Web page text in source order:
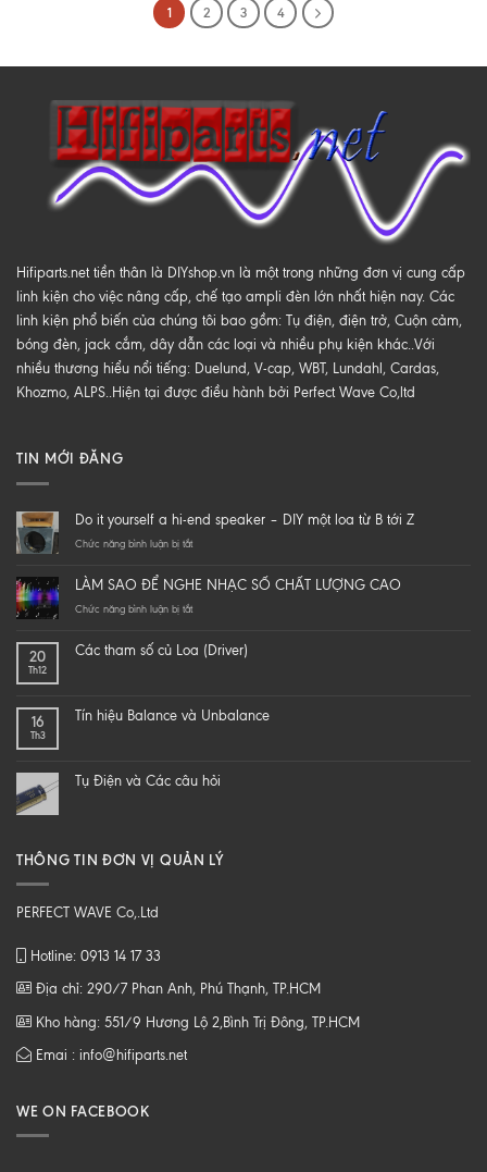
1 2 3 4
Hifiparts.net tiền thân là DIYshop.vn là một trong những đơn vị cung cấp
linh kiện cho việc nâng cấp, chế tạo ampli đèn lớn nhất hiện nay. Các
linh kiện phổ biến của chúng tôi bao gồm: Tụ điện, điện trở, Cuộn cảm,
bóng đèn, jack cắm, dây dẫn các loại và nhiều phụ kiện khác..Với
nhiều thương hiểu nổi tiếng: Duelund, V-cap, WBT, Lundahl, Cardas,
Khozmo, ALPS..Hiện tại được điều hành bởi Perfect Wave Co,ltd
TIN MỚI ĐĂNG
Do it yourself a hi-end speaker – DIY một loa từ B tới Z
Chức năng bình luận bị tắtở
yourself
a
speaker
loa
Z
LÀM SAO ĐỂ NGHE NHẠC SỐ CHẤT LƯỢNG CAO
Chức năng bình luận bị tắtở
ĐỂ
CHẤT
20
Th12
Các tham số củ Loa (Driver)
16
Th3
Tín hiệu Balance và Unbalance
Tụ Điện và Các câu hỏi
THÔNG TIN ĐƠN VỊ QUẢN LÝ
PERFECT WAVE Co,.Ltd
Hotline: 0913 14 17 33
Địa chỉ: 290/7 Phan Anh, Phú Thạnh, TP.HCM
Kho hàng: 551/9 Hương Lộ 2,Bình Trị Đông, TP.HCM
Emai : info@hifiparts.net
WE ON FACEBOOK